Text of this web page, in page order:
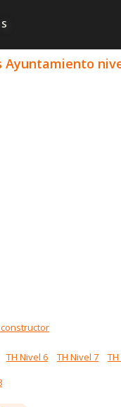
Ayuntamiento
TH Nivel 6 TH Nivel 7